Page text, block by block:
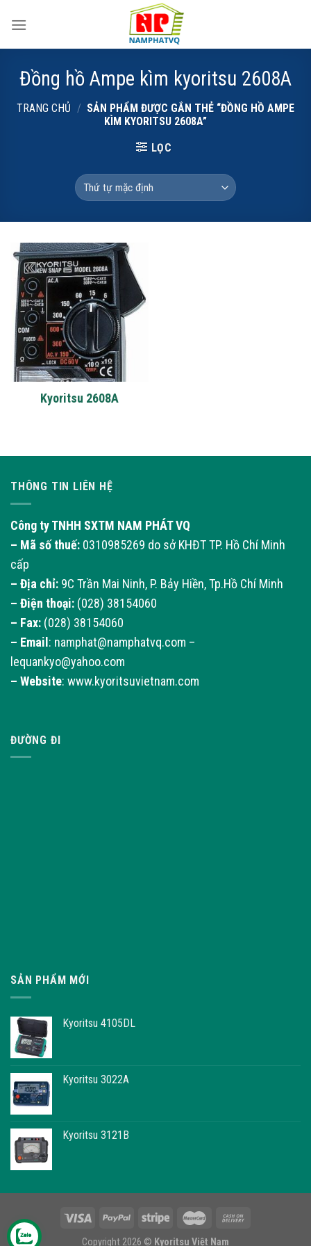
Đồng hồ Ampe kìm kyoritsu 2608A
TRANG CHỦ / SẢN PHẨM ĐƯỢC GẮN THẺ “ĐỒNG HỒ AMPE
KÌM KYORITSU 2608A”
LỌC
Kyoritsu 2608A
THÔNG TIN LIÊN HỆ
Công ty TNHH SXTM NAM PHÁT VQ
– Mã số thuế: 0310985269 do sở KHĐT TP. Hồ Chí Minh
cấp
– Địa chỉ: 9C Trần Mai Ninh, P. Bảy Hiền, Tp.Hồ Chí Minh
– Điện thoại: (028) 38154060
– Fax: (028) 38154060
– Email: namphat@namphatvq.com –
lequankyo@yahoo.com
– Website: www.kyoritsuvietnam.com
ĐƯỜNG ĐI
SẢN PHẨM MỚI
Kyoritsu 4105DL
Kyoritsu 3022A
Kyoritsu 3121B
Copyright 2026 © Kyoritsu Việt Nam